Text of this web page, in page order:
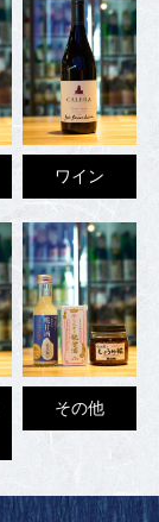
ワイン
その他